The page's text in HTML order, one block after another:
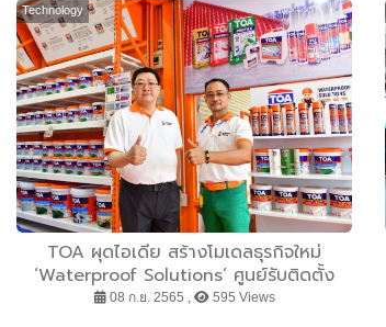
Technology
TOA ผุดไอเดีย สร้างโมเดลธุรกิจใหม่
‘Waterproof Solutions’ ศูนย์รับติดตั้ง
ระบบกันซึม มั่นใจด้วยเคมีภัณฑ์คุณภาพสูง
08 ก.ย. 2565 , 595 Views